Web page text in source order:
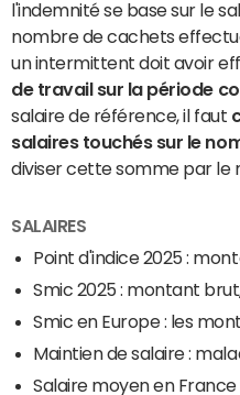
l'indemnité se base sur le
nombre de cachets
un intermittent doit avoir
de travail sur la période
salaire de référence, il faut
salaires touchés sur le
diviser cette somme par le
SALAIRES
Point d'indice 2025 :
Smic 2025 : montant brut,
Smic en Europe : les
Maintien de salaire :
Salaire moyen en